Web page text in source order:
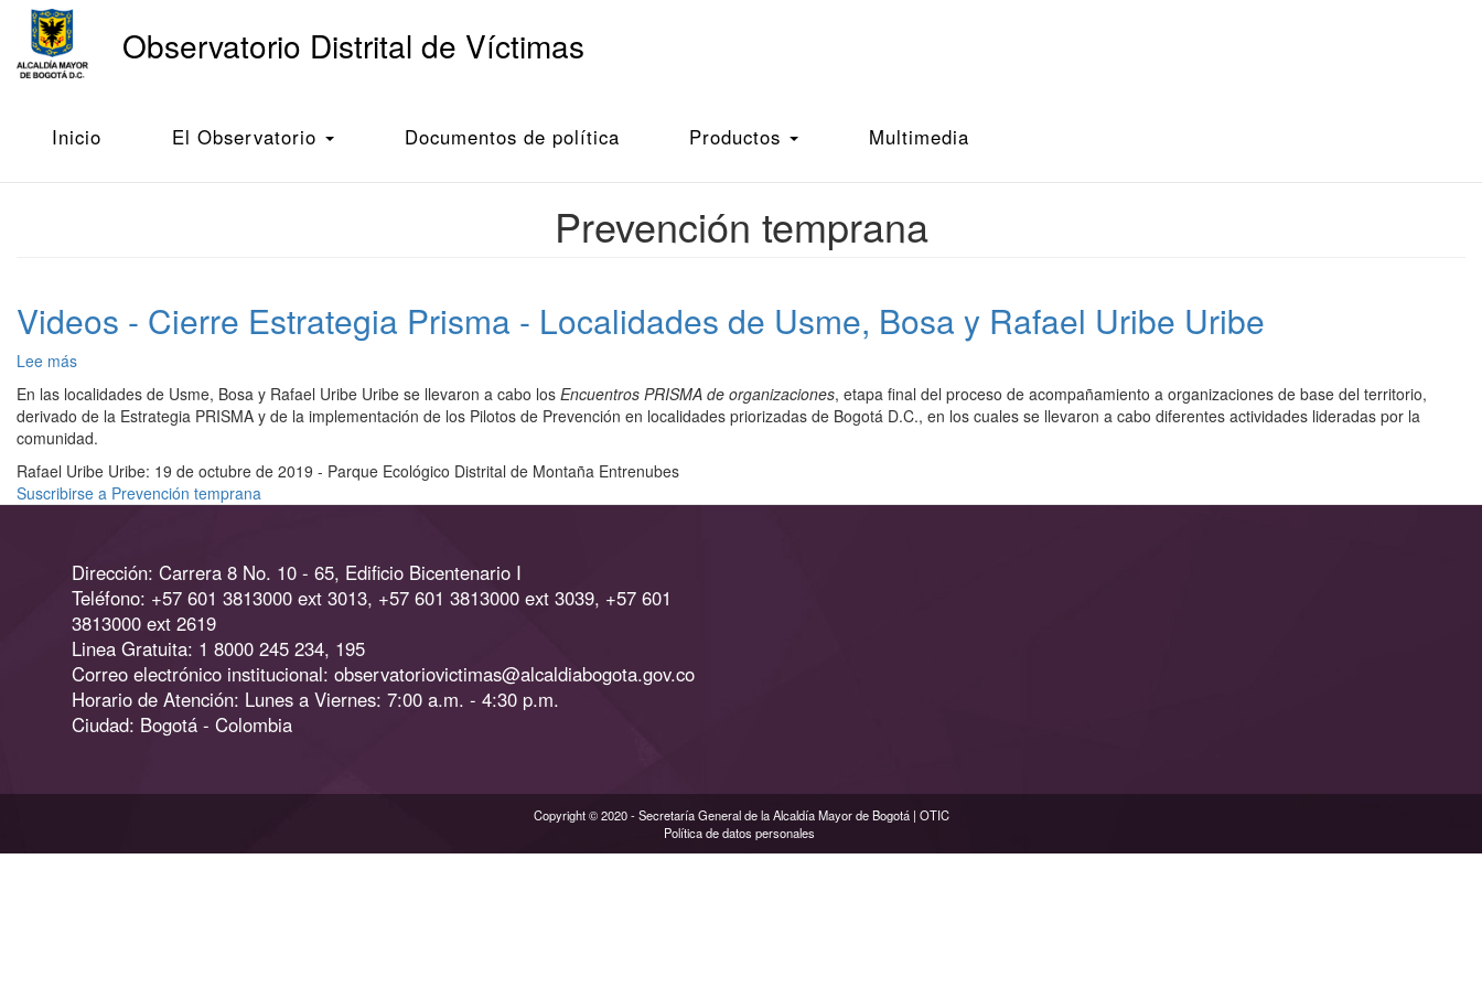
Pasar
contenido
principal
Observatorio Distrital de Víctimas
Main
navigation
Inicio El Observatorio Documentos de política Productos Multimedia
Prevención temprana
Videos - Cierre Estrategia Prisma - Localidades de Usme, Bosa y Rafael Uribe Uribe
Lee más
Videos
-
Cierre
Estrategia
Prisma
-
Bosa
y
Rafael
Uribe
Uribe
En las localidades de Usme, Bosa y Rafael Uribe Uribe se llevaron a cabo los Encuentros PRISMA de organizaciones, etapa final del proceso de acompañamiento a organizaciones de base del territorio,
derivado de la Estrategia PRISMA y de la implementación de los Pilotos de Prevención en localidades priorizadas de Bogotá D.C., en los cuales se llevaron a cabo diferentes actividades lideradas por la
comunidad.
Rafael Uribe Uribe: 19 de octubre de 2019 - Parque Ecológico Distrital de Montaña Entrenubes
Suscribirse a Prevención temprana
Dirección: Carrera 8 No. 10 - 65, Edificio Bicentenario I
Teléfono: +57 601 3813000 ext 3013, +57 601 3813000 ext 3039, +57 601
3813000 ext 2619
Linea Gratuita: 1 8000 245 234, 195
Correo electrónico institucional:observatoriovictimas@alcaldiabogota.gov.co
Horario de Atención: Lunes a Viernes: 7:00 a.m. - 4:30 p.m.
Ciudad: Bogotá - Colombia
Copyright © 2020 - Secretaría General de la Alcaldía Mayor de Bogotá | OTIC
Política de datos personales